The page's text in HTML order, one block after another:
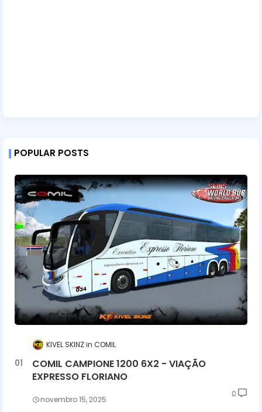
POPULAR POSTS
KIVEL SKINZ COMIL
COMIL CAMPIONE 1200 6X2 - VIAÇÃO
EXPRESSO FLORIANO
novembro 15, 2025
0